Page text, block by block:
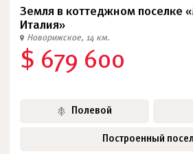
Земля в коттеджном поселке
Италия»
Новорижское, 14 км.
$ 679 600
Полевой
Построенный